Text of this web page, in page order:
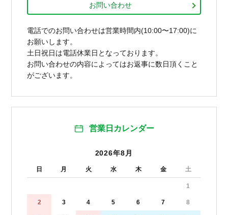
お問い合わせ
電話でのお問い合わせは営業時間内(10:00〜17:00)に
お願いします。
土日祝日は電話休業日となっております。
お問い合わせの内容によってはお返事に数日頂くこと
がございます。
営業日カレンダー
2026年8月
日 月 火 水 木 金 土
1
2 3 4 5 6 7 8